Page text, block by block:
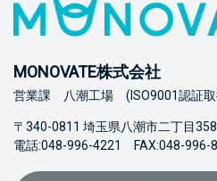
MONOVATE株式会社
営業課 八潮工場 (ISO9001認証取
〒340-0811 埼玉県八潮市二丁目358
電話:048-996-4221 FAX:048-996-